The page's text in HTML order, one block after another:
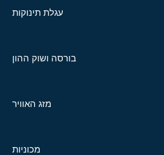
עגלת תינוקות
בורסה ושוק ההון
מזג האוויר
מכוניות